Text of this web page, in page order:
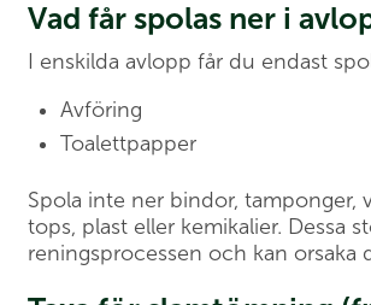
Vad får spolas ner i
I enskilda avlopp får du endast
Avföring
Toalettpapper
Spola inte ner bindor, tamponger,
tops, plast eller kemikalier. Dessa
reningsprocessen och kan orsaka